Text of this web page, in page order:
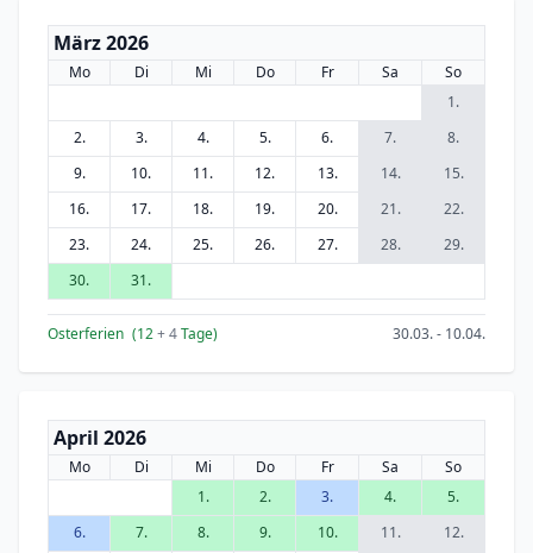
März 2026
Mo Di Mi Do Fr Sa
So
1.
2.
3. 4. 5. 6. 7.
8.
9.
10. 11. 12. 13. 14.
15.
16.
17. 18. 19. 20. 21.
22.
23.
24. 25. 26. 27. 28.
29.
30.
31.
Osterferien (12+ 4Tage) 30.03. - 10.04.
April 2026
Mo Di Mi Do Fr Sa
So
1.
2. 3. 4.
5.
6.
7. 8. 9. 10. 11.
12.